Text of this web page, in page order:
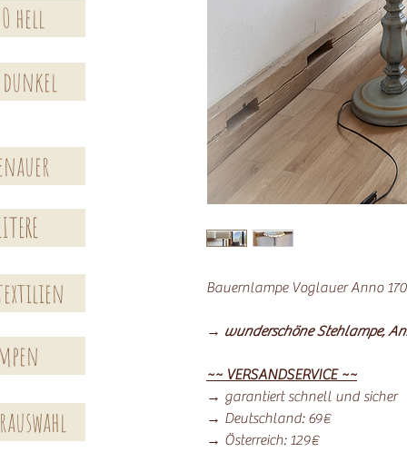
Bauernlampe Voglauer Anno
→ wunderschöne Stehlampe,
~~ VERSANDSERVICE ~~
→ garantiert schnell und sicher
→ Deutschland: 69€
→ Österreich: 129€
hell